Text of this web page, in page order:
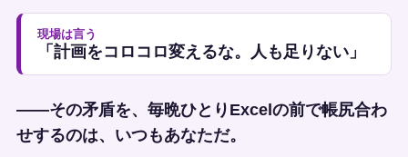
現場は言う
「計画をコロコロ変えるな。人も足りない」
——その矛盾を、毎晩ひとりExcelの前で帳尻合わ
せするのは、いつもあなただ。